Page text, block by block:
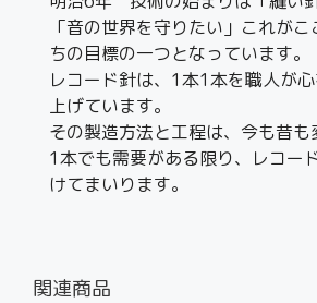
「音の世界を守りたい」これが
ちの目標の一つとなっています。
レコード針は、1本1本を職人が
上げています。
その製造方法と工程は、今も昔も
1本でも需要がある限り、レコー
けてまいります。
関連商品